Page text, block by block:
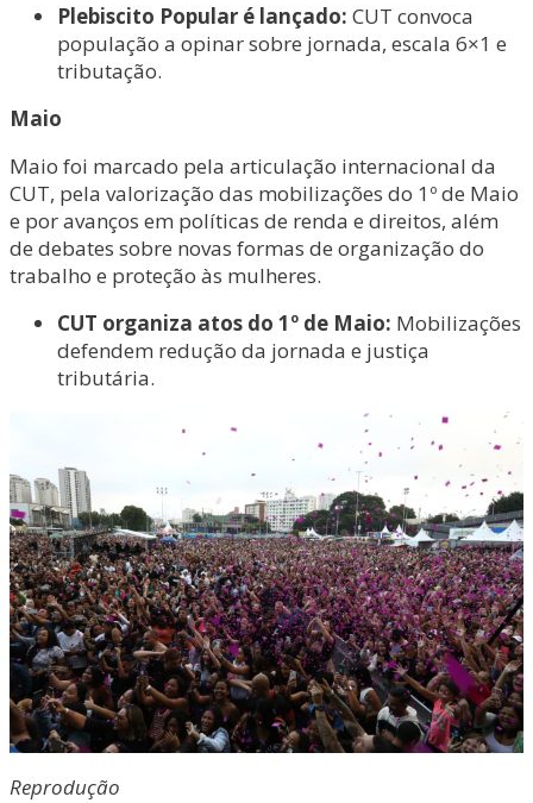
Plebiscito Popular é lançado: CUT convoca
população a opinar sobre jornada, escala 6×1 e
tributação.
Maio
Maio foi marcado pela articulação internacional da
CUT, pela valorização das mobilizações do 1º de Maio
e por avanços em políticas de renda e direitos, além
de debates sobre novas formas de organização do
trabalho e proteção às mulheres.
CUT organiza atos do 1º de Maio: Mobilizações
defendem redução da jornada e justiça
tributária.
Reprodução